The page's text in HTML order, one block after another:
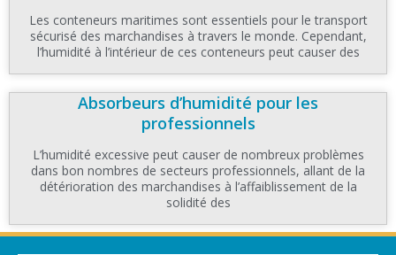
Les conteneurs maritimes sont essentiels pour le transport
sécurisé des marchandises à travers le monde. Cependant,
l’humidité à l’intérieur de ces conteneurs peut causer des
Absorbeurs d’humidité pour les
professionnels
L’humidité excessive peut causer de nombreux problèmes
dans bon nombres de secteurs professionnels, allant de la
détérioration des marchandises à l’affaiblissement de la
solidité des